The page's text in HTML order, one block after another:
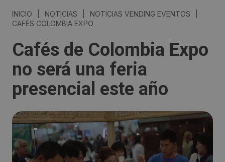
INICIO NOTICIAS NOTICIAS VENDING EVENTOS
CAFÉS COLOMBIA EXPO
Cafés de Colombia Expo
no será una feria
presencial este año